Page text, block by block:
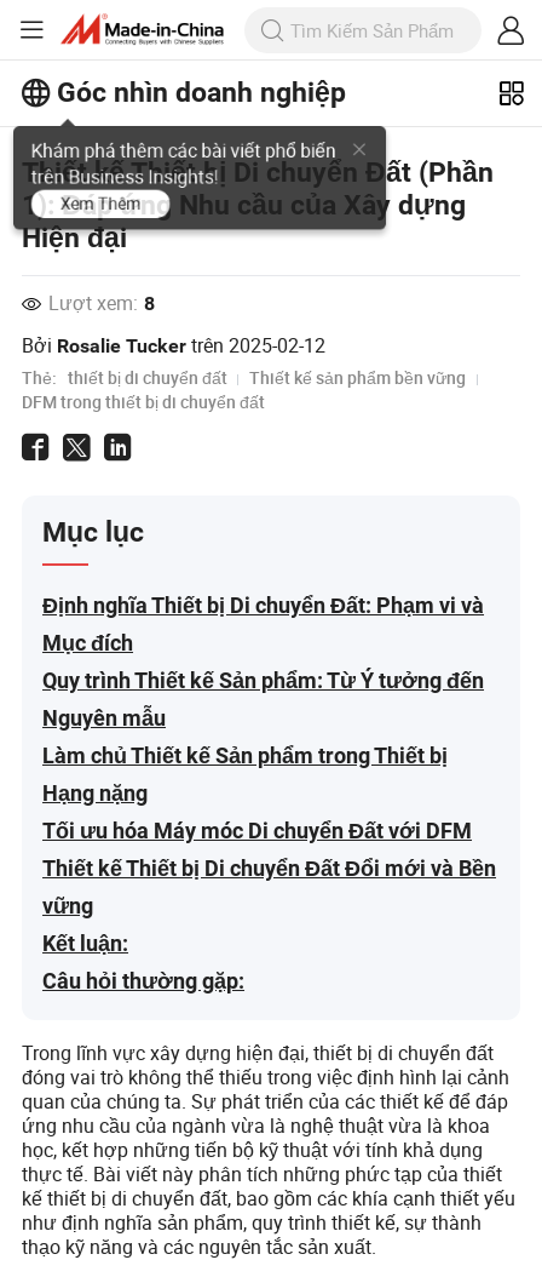
Góc nhìn doanh nghiệp
Khám phá thêm các bài viết phổ biến
trên Business Insights!
Xem Thêm
Thiết kế Thiết bị Di chuyển Đất (Phần
1): Đáp ứng Nhu cầu của Xây dựng
Hiện đại
Lượt xem: 8
Bởi Rosalie Tucker trên2025-02-12
Thẻ: thiết bị di chuyển đất
Thiết kế sản phẩm bền vững
DFM trong thiết bị di chuyển đất
Mục lục
Định nghĩa Thiết bị Di chuyển Đất: Phạm vi và
Mục đích
Quy trình Thiết kế Sản phẩm: Từ Ý tưởng đến
Nguyên mẫu
Làm chủ Thiết kế Sản phẩm trong Thiết bị
Hạng nặng
Tối ưu hóa Máy móc Di chuyển Đất với DFM
Thiết kế Thiết bị Di chuyển Đất Đổi mới và Bền
vững
Kết luận:
Câu hỏi thường gặp:
Trong lĩnh vực xây dựng hiện đại, thiết bị di chuyển đất
đóng vai trò không thể thiếu trong việc định hình lại cảnh
quan của chúng ta. Sự phát triển của các thiết kế để đáp
ứng nhu cầu của ngành vừa là nghệ thuật vừa là khoa
học, kết hợp những tiến bộ kỹ thuật với tính khả dụng
thực tế. Bài viết này phân tích những phức tạp của thiết
kế thiết bị di chuyển đất, bao gồm các khía cạnh thiết yếu
như định nghĩa sản phẩm, quy trình thiết kế, sự thành
thạo kỹ năng và các nguyên tắc sản xuất.